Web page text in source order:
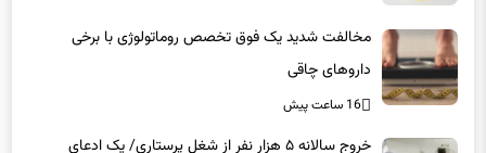
مخالفت شدید یک فوق تخصص روماتولوژی با برخی
داروهای چاقی
16 ساعت پیش
خروج سالانه ۵ هزار نفر از شغل پرستاری/ یک ادعای